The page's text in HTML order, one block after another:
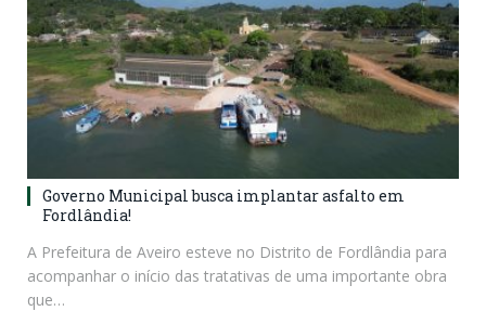
Governo Municipal busca implantar asfalto em
Fordlândia!
A Prefeitura de Aveiro esteve no Distrito de Fordlândia para
acompanhar o início das tratativas de uma importante obra
que…